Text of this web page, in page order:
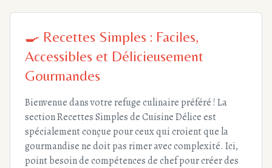
🍳 Recettes Simples : Faciles,
Accessibles et Délicieusement
Gourmandes
Bienvenue dans votre refuge culinaire préféré ! La
section Recettes Simples de Cuisine Délice est
spécialement conçue pour ceux qui croient que la
gourmandise ne doit pas rimer avec complexité. Ici,
point besoin de compétences de chef pour créer des